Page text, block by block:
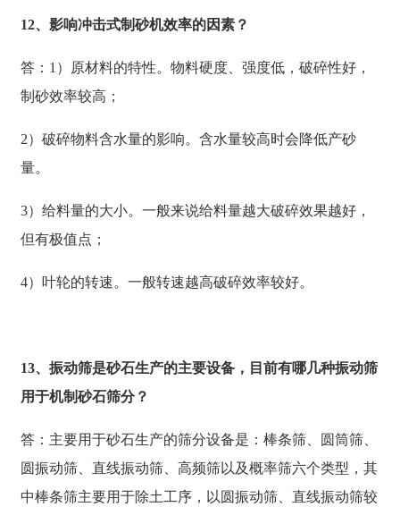
12、影响冲击式制砂机效率的因素？
答：1）原材料的特性。物料硬度、强度低，破碎性好，
制砂效率较高；
2）破碎物料含水量的影响。含水量较高时会降低产砂
量。
3）给料量的大小。一般来说给料量越大破碎效果越好，
但有极值点；
4）叶轮的转速。一般转速越高破碎效率较好。
13、振动筛是砂石生产的主要设备，目前有哪几种振动筛
用于机制砂石筛分？
答：主要用于砂石生产的筛分设备是：棒条筛、圆筒筛、
圆振动筛、直线振动筛、高频筛以及概率筛六个类型，其
中棒条筛主要用于除土工序，以圆振动筛、直线振动筛较